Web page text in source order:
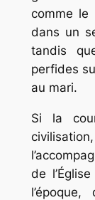
comme le
dans un
tandis
perfides
au mari.
Si la
de